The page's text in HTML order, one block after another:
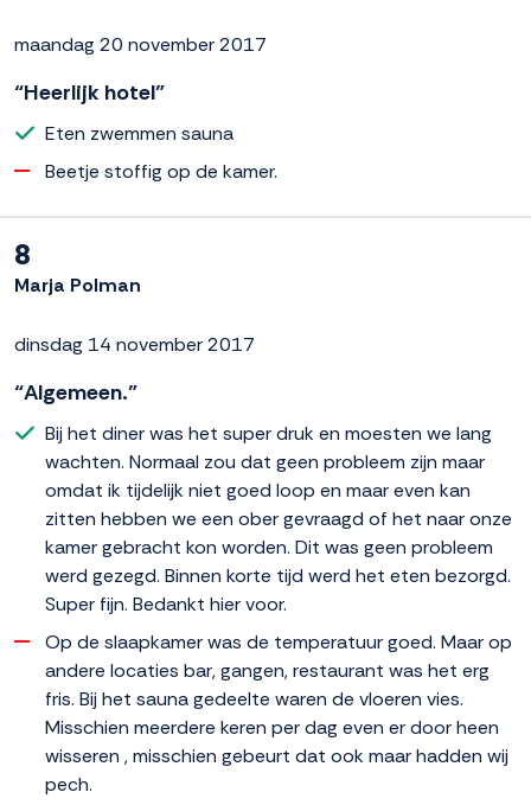
maandag 20 november 2017
“Heerlijk hotel”
Eten zwemmen sauna
Beetje stoffig op de kamer.
8
Marja Polman
dinsdag 14 november 2017
“Algemeen.”
Bij het diner was het super druk en moesten we lang
wachten. Normaal zou dat geen probleem zijn maar
omdat ik tijdelijk niet goed loop en maar even kan
zitten hebben we een ober gevraagd of het naar onze
kamer gebracht kon worden. Dit was geen probleem
werd gezegd. Binnen korte tijd werd het eten bezorgd.
Super fijn. Bedankt hier voor.
Op de slaapkamer was de temperatuur goed. Maar op
andere locaties bar, gangen, restaurant was het erg
fris. Bij het sauna gedeelte waren de vloeren vies.
Misschien meerdere keren per dag even er door heen
wisseren , misschien gebeurt dat ook maar hadden wij
pech.